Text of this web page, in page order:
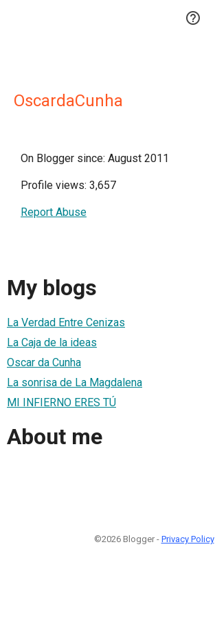

OscardaCunha
On Blogger since: August 2011
Profile views: 3,657
Report Abuse
My blogs
La Verdad Entre Cenizas
La Caja de la ideas
Oscar da Cunha
La sonrisa de La Magdalena
MI INFIERNO ERES TÚ
About me
©2026 Blogger - Privacy Policy